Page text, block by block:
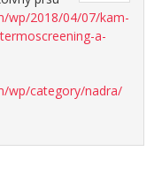
wp/2018/04/07/kam-
a-
wp/category/nadra/